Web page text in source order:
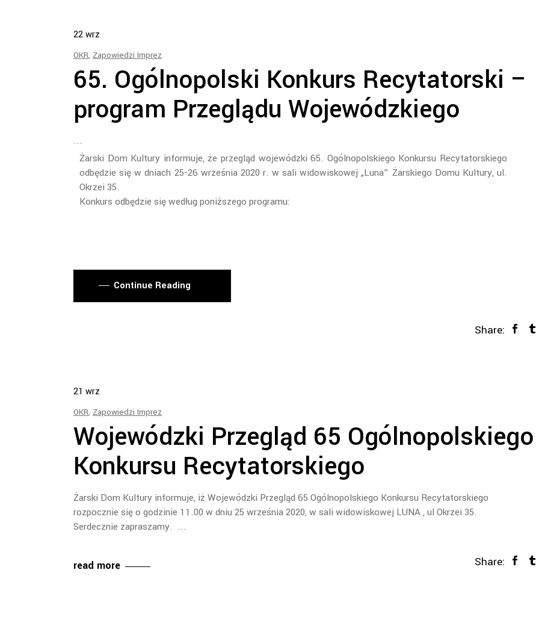
22wrz
OKR, Zapowiedzi Imprez
65. Ogólnopolski Konkurs Recytatorski –
program Przeglądu Wojewódzkiego
Żarski Dom Kultury informuje, że przegląd wojewódzki 65. Ogólnopolskiego Konkursu Recytatorskiego
odbędzie się w dniach 25-26 września 2020 r. w sali widowiskowej „Luna” Żarskiego Domu Kultury, ul.
Okrzei 35.
Konkurs odbędzie się według poniższego programu:
Continue Reading
Share:
21 wrz
OKR, Zapowiedzi Imprez
Wojewódzki Przegląd 65 Ogólnopolskiego
Konkursu Recytatorskiego
Żarski Dom Kultury informuje, iż Wojewódzki Przegląd 65 Ogólnopolskiego Konkursu Recytatorskiego
rozpocznie się o godzinie 11.00 w dniu 25 września 2020, w sali widowiskowej LUNA , ul Okrzei 35.
Serdecznie zapraszamy.
read more Share: